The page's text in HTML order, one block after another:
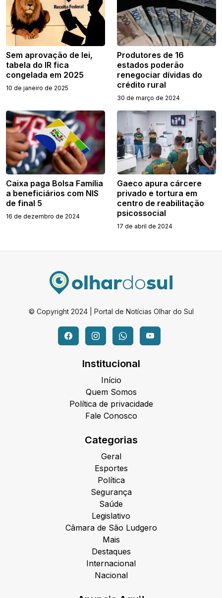
Sem aprovação de lei,
tabela do IR fica
congelada em 2025
10 de janeiro de 2025
Produtores de 16
estados poderão
renegociar dívidas do
crédito rural
30 de março de 2024
Caixa paga Bolsa Família
a beneficiários com NIS
de final 5
16 de dezembro de 2024
Gaeco apura cárcere
privado e tortura em
centro de reabilitação
psicossocial
17 de abril de 2024
© Copyright 2024 | Portal de Notícias Olhar do Sul
Institucional
Início
Quem Somos
Política de privacidade
Fale Conosco
Categorias
Geral
Esportes
Política
Segurança
Saúde
Legislativo
Câmara de São Ludgero
Mais
Destaques
Internacional
Nacional